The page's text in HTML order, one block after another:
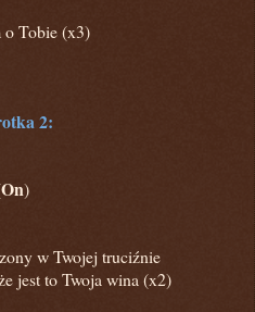
o Tobie (x3)
2:
On)
w Twojej truciźnie
jest to Twoja wina (x2)